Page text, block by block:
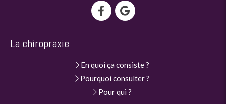
La chiropraxie
En quoi ça consiste ?
Pourquoi consulter ?
Pour qui ?